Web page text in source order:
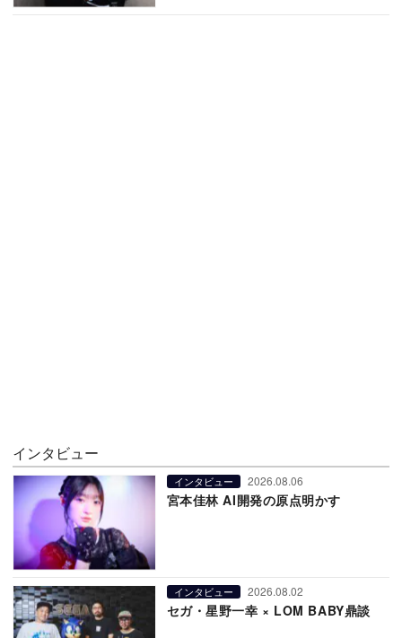
インタビュー
インタビュー 2026.08.06
宮本佳林 AI開発の原点明かす
インタビュー 2026.08.02
セガ・星野一幸 × LOM BABY鼎談